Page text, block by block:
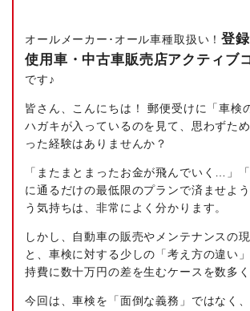
オールメーカー･オール車種取扱い！登
使用車・中古車販売店アクティブ
です♪
皆さん、こんにちは！ 郵便受けに「車検
ハガキが入っているのを見て、思わずた
った経験はありませんか？
「またまとまったお金が飛んでいく…」
に通るだけの最低限のプランで済ませよ
う気持ちは、非常によく分かります。
しかし、自動車の販売やメンテナンスの
と、車検に対する少しの「考え方の違い
持費に数十万円の差を生むケースを数多く
今回は、車検を「面倒な義務」ではなく